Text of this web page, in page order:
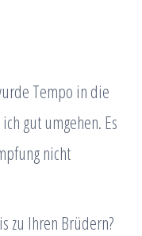
Tempo in die
gut umgehen. Es
nicht
zu Ihren Brüdern?